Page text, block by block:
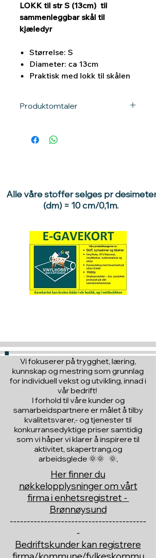
LOKK til str S (13cm) til
sammenleggbar skål til
kjæledyr
Størrelse: S
Diameter: ca 13cm
Praktisk med lokk til skålen
Produktomtaler
Alle våre stoffer selges pr desimeter
(dm) = 10 cm/0,1m.
Vi fokuserer på trygghet, læring,
kunnskap og mestring som grunnlag
for individuell vekst og utvikling, innad i
vår bedrift!
I forhold til våre kunder og
samarbeidspartnere er målet å tilby
kvalitetsvarer,- og tjenester til
konkurransedyktige priser samtidig
som vi håper vi klarer å inspirere til
aktivitet, skapertrang,og
arbeidsglede 🌞🌞 🌞,
Her finner du
nøkkelopplysninger om vårt
firma i enhetsregistret -
Brønnøysund
----------------------------------------
-
Bedriftskunder kan registrere